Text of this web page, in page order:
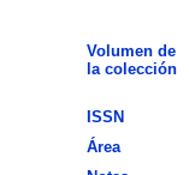
Volumen de
la colección
ISSN
Área